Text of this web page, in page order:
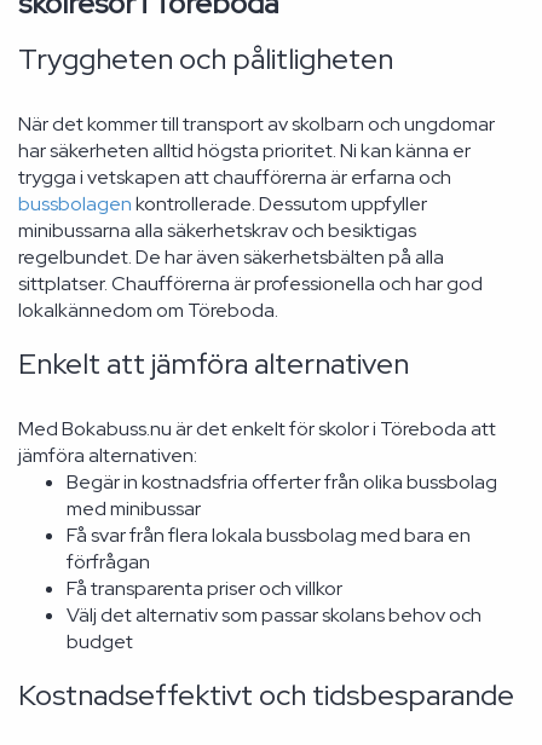
Tryggheten och pålitligheten
När det kommer till transport av skolbarn och ungdomar
har säkerheten alltid högsta prioritet. Ni kan känna er
trygga i vetskapen att chaufförerna är erfarna och
bussbolagenkontrollerade. Dessutom uppfyller
minibussarna alla säkerhetskrav och besiktigas
regelbundet. De har även säkerhetsbälten på alla
sittplatser. Chaufförerna är professionella och har god
lokalkännedom om Töreboda.
Enkelt att jämföra alternativen
Med Bokabuss.nu är det enkelt för skolor i Töreboda att
jämföra alternativen:
Begär in kostnadsfria offerter från olika bussbolag
med minibussar
Få svar från flera lokala bussbolag med bara en
förfrågan
Få transparenta priser och villkor
Välj det alternativ som passar skolans behov och
budget
Kostnadseffektivt och tidsbesparande